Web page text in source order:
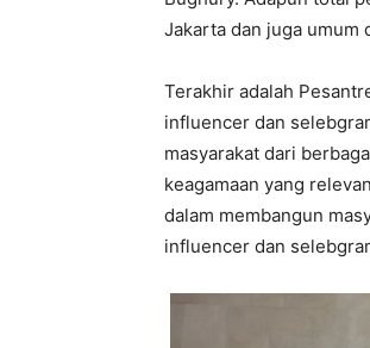
Jakarta dan juga umum
Terakhir adalah
influencer dan
masyarakat dari
keagamaan yang
dalam membangun
influencer dan